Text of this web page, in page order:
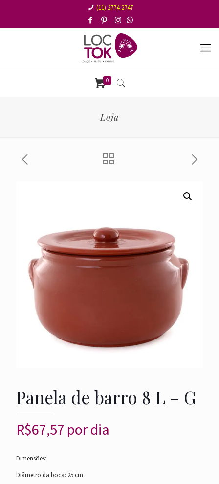
(11) 2774-2747
0
Loja
Panela de barro 8 L – G
R$67,57 por dia
Dimensões:
Diâmetro da boca: 25 cm